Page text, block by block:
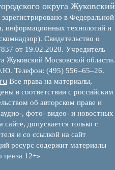
формирования и ведения
предоставления имущества из
правовые акты по
регламенты
по развитию МСП
правовые акты по
поддержки субъектов МСП
для бизнеса
имущества для МСП
объектов, включенных в
о льготах
о коммерческой
бизнесу
о проводимых торгах
карта Московской
округа Жуковский
в Федеральной
информационных технологий и
Свидетельство о
от 19.02.2020. Учредитель
Жуковский Московской области.
Телефон: (495) 556–65–26.
Все права на материалы,
в соответствии с российским
об авторском праве и
, фото- видео- и новостных
допускается только с
и со ссылкой на сайт
ресурс содержит материалы
ценза 12+»